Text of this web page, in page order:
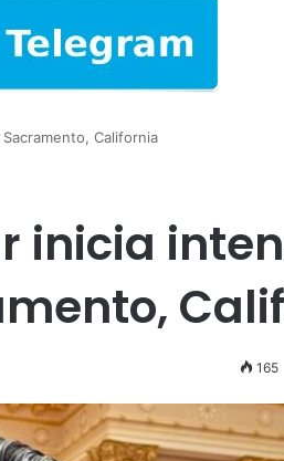
California
inicia
165